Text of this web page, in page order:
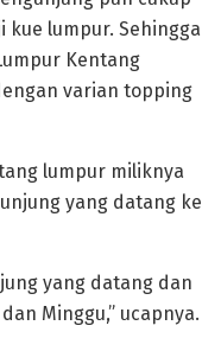
lumpur. Sehingga
Kentang
varian topping
lumpur miliknya
yang datang ke
yang datang dan
Minggu,” ucapnya.